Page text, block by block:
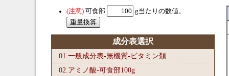
可食部 g当たりの数値。
成分表選択
01.一般成分表-無機質-ビタミン類
02.アミノ酸-可食部100g